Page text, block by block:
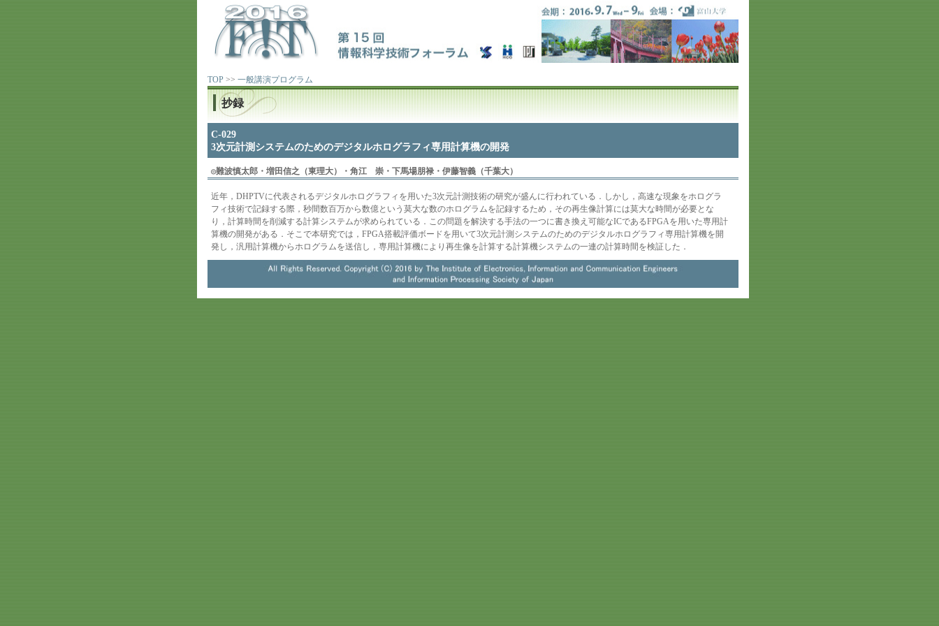
TOP >> 一般講演プログラム
抄録
C-029
3次元計測システムのためのデジタルホログラフィ専用計算機の開発
◎難波慎太郎・増田信之（東理大）・角江 崇・下馬場朋禄・伊藤智義（千葉大）
近年，DHPTVに代表されるデジタルホログラフィを用いた3次元計測技術の研究が盛んに行われている．しかし，高速な現象をホログラ
フィ技術で記録する際，秒間数百万から数億という莫大な数のホログラムを記録するため，その再生像計算には莫大な時間が必要とな
り，計算時間を削減する計算システムが求められている．この問題を解決する手法の一つに書き換え可能なICであるFPGAを用いた専用計
算機の開発がある．そこで本研究では，FPGA搭載評価ボードを用いて3次元計測システムのためのデジタルホログラフィ専用計算機を開
発し，汎用計算機からホログラムを送信し，専用計算機により再生像を計算する計算機システムの一連の計算時間を検証した．